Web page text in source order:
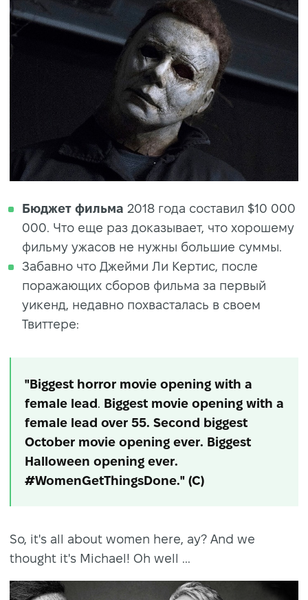
Бюджет фильма 2018 года составил $10 000
000. Что еще раз доказывает, что хорошему
фильму ужасов не нужны большие суммы.
Забавно что Джейми Ли Кертис, после
поражающих сборов фильма за первый
уикенд, недавно похвасталась в своем
Твиттере:
"Biggest horror movie opening with a
female lead Biggest movie opening with a
female lead over 55. Second biggest
October movie opening ever. Biggest
Halloween opening ever.
#WomenGetThingsDone." (С)
So, it's all about women here, ay? And we
thought it's Michael! Oh well ...